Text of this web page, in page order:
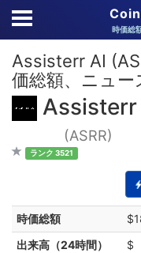
時価総
Assisterr AI
価総額、ニュ
Assisterr
(ASRR)
ランク 3521
時価総額
出来高（24時間）
$